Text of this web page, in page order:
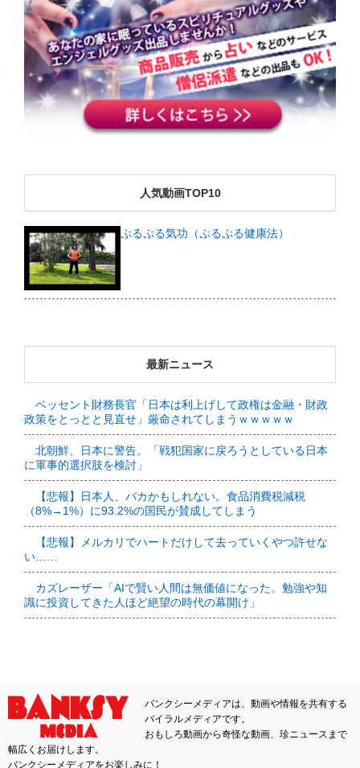
人気動画TOP10
ぷるぷる気功（ぷるぷる健康法）
最新ニュース
ベッセント財務長官「日本は利上げして政権は金融・財政
政策をとっとと見直せ」厳命されてしまうｗｗｗｗｗ
北朝鮮、日本に警告。「戦犯国家に戻ろうとしている日本
に軍事的選択肢を検討」
【悲報】日本人、バカかもしれない。食品消費税減税
（8%→1%）に93.2%の国民が賛成してしまう
【悲報】メルカリでハートだけして去っていくやつ許せな
い……
カズレーザー「AIで賢い人間は無価値になった。勉強や知
識に投資してきた人ほど絶望の時代の幕開け」
バンクシーメディアは、動画や情報を共有する
バイラルメディアです。
おもしろ動画から奇怪な動画、珍ニュースまで
幅広くお届けします。
バンクシーメディアをお楽しみに！